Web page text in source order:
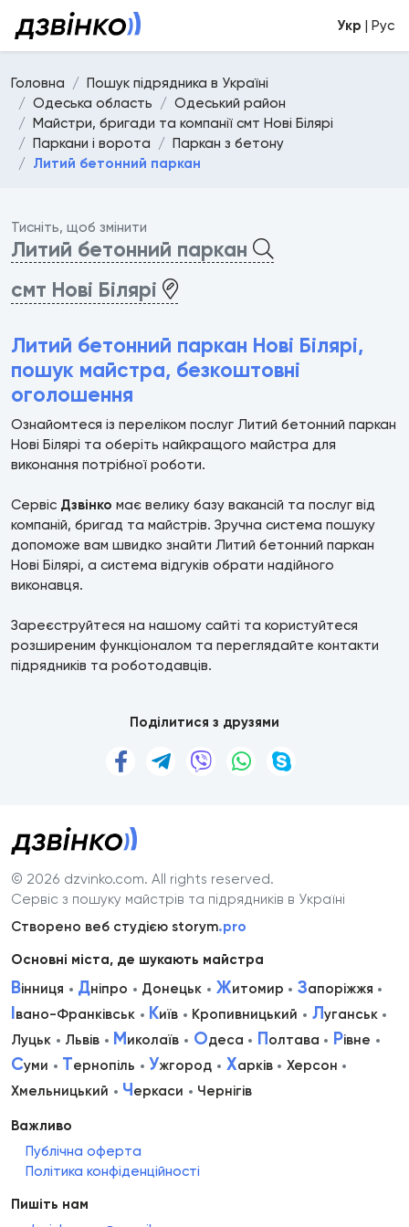
Укр | Рус
Головна
Пошук підрядника в Україні
Одеська область
Одеський район
Майстри, бригади та компанії смт Нові Білярі
Паркани і ворота
Паркан з бетону
Литий бетонний паркан
Тисніть, щоб змінити
Литий бетонний паркан
смт Нові Білярі
Литий бетонний паркан Нові Білярі,
пошук майстра, безкоштовні
оголошення
Ознайомтеся із переліком послуг Литий бетонний паркан
Нові Білярі та оберіть найкращого майстра для
виконання потрібної роботи.
Сервіс Дзвінко має велику базу вакансій та послуг від
компаній, бригад та майстрів. Зручна система пошуку
допоможе вам швидко знайти Литий бетонний паркан
Нові Білярі, а система відгуків обрати надійного
виконавця.
Зареєструйтеся на нашому сайті та користуйтеся
розширеним функціоналом та переглядайте контакти
підрядників та роботодавців.
Поділитися з друзями
© 2026 dzvinko.com. All rights reserved.
Сервіс з пошуку майстрів та підрядників в Україні
Створено веб студією storym.pro
Основні міста, де шукають майстра
Вінниця Дніпро Донецьк Житомир Запоріжжя
Івано-Франківськ Київ Кропивницький Луганськ
Луцьк
Львів Миколаїв Одеса Полтава Рівне
Суми Тернопіль Ужгород Харків
Херсон
Хмельницький
Черкаси Чернігів
Важливо
Публічна оферта
Політика конфіденційності
Пишіть нам